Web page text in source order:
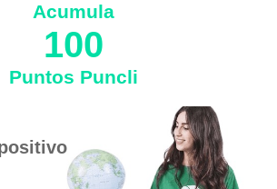
Acumula
100
Puntos Puncli